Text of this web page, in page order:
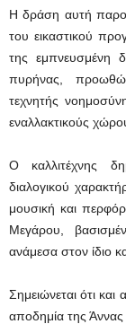
Η δράση αυτή
του εικαστικού
της εμπνευσμένη
πυρήνας,
τεχνητής
εναλλακτικούς
Ο καλλιτέχνης
διαλογικού
μουσική και
Μεγάρου,
ανάμεσα στον ίδιο
Σημειώνεται ότι
αποδημία της